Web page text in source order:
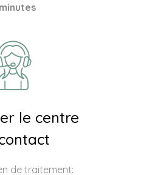
le centre
de traitement: